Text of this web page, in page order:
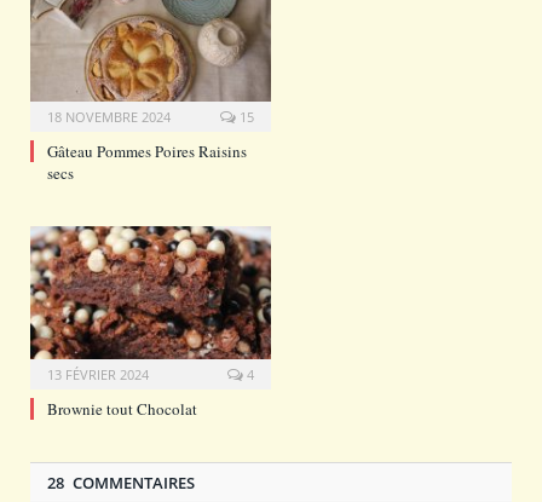
18 NOVEMBRE 2024 15
Gâteau Pommes Poires Raisins
secs
13 FÉVRIER 2024 4
Brownie tout Chocolat
28 COMMENTAIRES